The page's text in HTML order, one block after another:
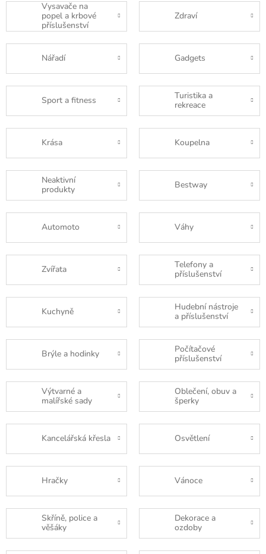
Vysavače na
popel a krbové
příslušenství
Zdraví
Nářadí Gadgets
Sport a fitness
Turistika a
rekreace
Krása Koupelna
Neaktivní
produkty
Bestway
Automoto Váhy
Zvířata
Telefony a
příslušenství
Kuchyně
Hudební nástroje
a příslušenství
Brýle a hodinky
Počítačové
příslušenství
Výtvarné a
malířské sady
Oblečení, obuv a
šperky
Kancelářská křesla Osvětlení
Hračky Vánoce
Skříně, police a
věšáky
Dekorace a
ozdoby